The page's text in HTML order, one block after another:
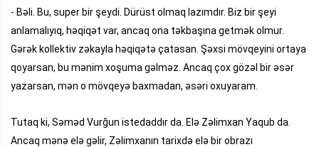
- Bəli. Bu, super bir şeydi. Dürüst olmaq lazımdır. Biz bir şeyi
anlamalıyıq, həqiqət var, ancaq ona təkbaşına getmək olmur.
Gərək kollektiv zəkayla həqiqətə çatasan. Şəxsi mövqeyini ortaya
qoyarsan, bu mənim xoşuma gəlməz. Ancaq çox gözəl bir əsər
yazarsan, mən o mövqeyə baxmadan, əsəri oxuyaram.
Tutaq ki, Səməd Vurğun istedaddır da. Elə Zəlimxan Yaqub da.
Ancaq mənə elə gəlir, Zəlimxanın tarixdə elə bir obrazı